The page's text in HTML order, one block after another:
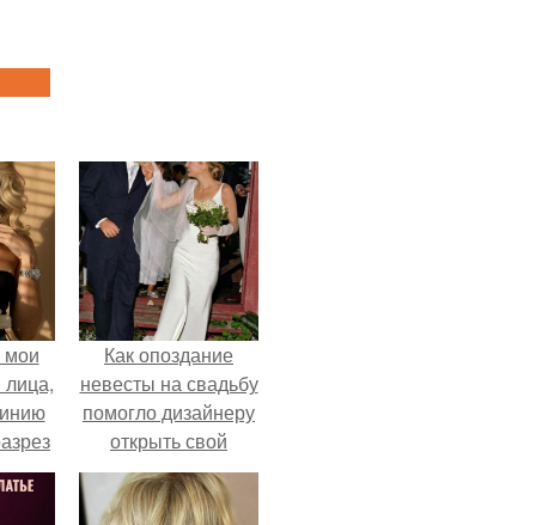
мои
Как опоздание
невесты на свадьбу
помогло дизайнеру
открыть свой
бренд.